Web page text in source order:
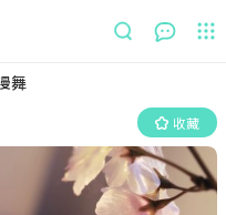
舞
收藏
收藏